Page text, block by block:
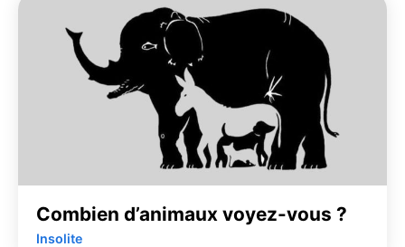
Combien d’animaux voyez-vous ?
Insolite